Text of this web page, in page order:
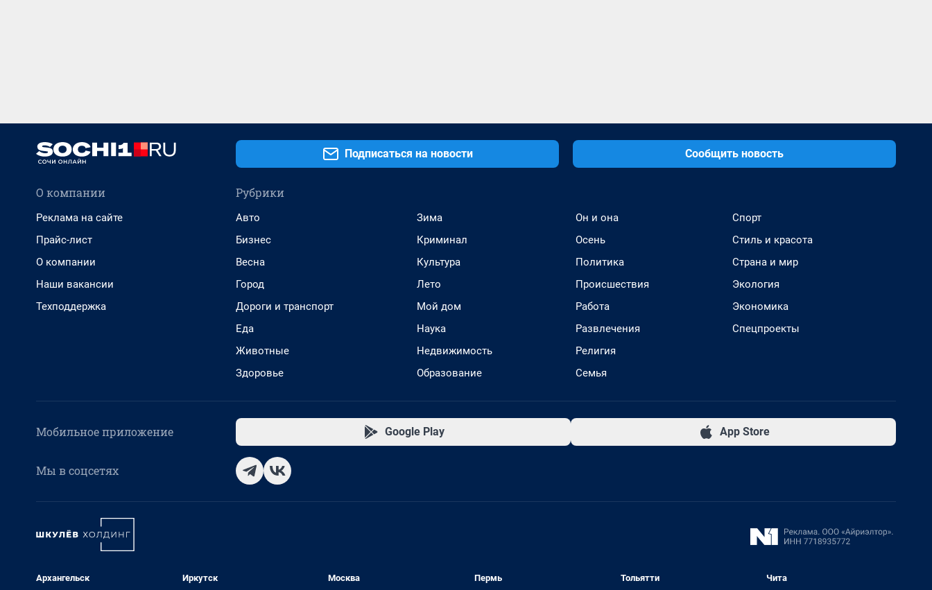
Подписаться на новости Сообщить новость
О компании
Реклама на сайте
Прайс-лист
О компании
Наши вакансии
Техподдержка
Рубрики
Авто
Бизнес
Весна
Город
Дороги и транспорт
Еда
Животные
Здоровье
Зима
Криминал
Культура
Лето
Мой дом
Наука
Недвижимость
Образование
Он и она
Осень
Политика
Происшествия
Работа
Развлечения
Религия
Семья
Спорт
Стиль и красота
Страна и мир
Экология
Экономика
Спецпроекты
Мобильное приложение Google Play App Store
Мы в соцсетях
Архангельск Иркутск Москва Пермь Тольятти Чита